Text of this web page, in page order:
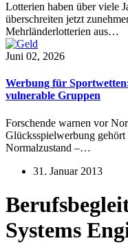
Lotterien haben über viele
überschreiten jetzt
Mehrländerlotterien aus…
Juni 02, 2026
Werbung für
vulnerable Gruppen
Forschende warnen vor
Glücksspielwerbung
Normalzustand –…
31. Januar 2013
Systems